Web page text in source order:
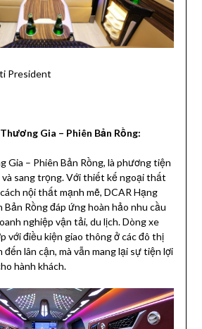
President
Gia – Phiên Bản Rồng:
Gia – Phiên Bản Rồng, là phương tiện
sang trọng. Với thiết kế ngoại thất
nội thất mạnh mẽ, DCAR Hạng
Bản Rồng đáp ứng hoàn hảo nhu cầu
nghiệp vận tải, du lịch. Dòng xe
với điều kiện giao thông ở các đô thị
đến lân cận, mà vẫn mang lại sự tiện lợi
hành khách.